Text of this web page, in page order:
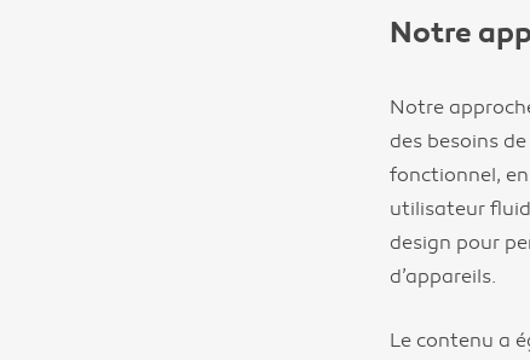
Notre
Notre
des besoins
fonctionnel,
utilisateur
design pour
d’appareils.
Le contenu a